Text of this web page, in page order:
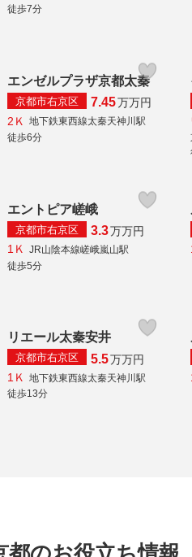
徒歩7分
エンゼルプラザ京都太秦
京都市右京区 7.45万万円
2Ｋ
地下鉄東西線太秦天神川駅
徒歩6分
エントピア嵯峨
京都市右京区 3.3万万円
1Ｋ JR山陰本線嵯峨嵐山駅
徒歩5分
リエール太秦安井
京都市右京区 5.5万万円
1Ｋ
地下鉄東西線太秦天神川駅
徒歩13分